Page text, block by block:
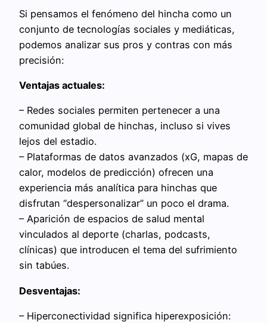
Si pensamos el fenómeno del hincha como un
conjunto de tecnologías sociales y mediáticas,
podemos analizar sus pros y contras con más
precisión:
Ventajas actuales:
– Redes sociales permiten pertenecer a una
comunidad global de hinchas, incluso si vives
lejos del estadio.
– Plataformas de datos avanzados (xG, mapas de
calor, modelos de predicción) ofrecen una
experiencia más analítica para hinchas que
disfrutan “despersonalizar” un poco el drama.
– Aparición de espacios de salud mental
vinculados al deporte (charlas, podcasts,
clínicas) que introducen el tema del sufrimiento
sin tabúes.
Desventajas:
– Hiperconectividad significa hiperexposición: